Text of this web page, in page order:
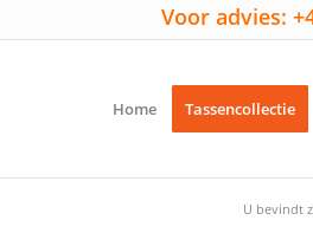
Voor advies:
Home Tassencollectie
U bevindt